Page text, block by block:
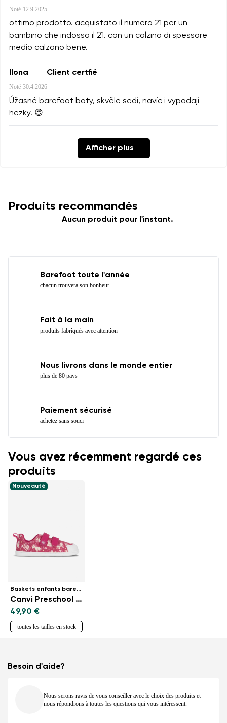
Noté 12.9.2025
ottimo prodotto. acquistato il numero 21 per un
bambino che indossa il 21. con un calzino di spessore
medio calzano bene.
Ilona Client certfié
Noté 30.4.2026
Úžasné barefoot boty, skvěle sedí, navíc i vypadají
hezky. 😍
Afficher plus
Produits recommandés
Aucun produit pour l'instant.
Barefoot toute l'année
chacun trouvera son bonheur
Fait à la main
produits fabriqués avec attention
Nous livrons dans le monde entier
plus de 80 pays
Paiement sécurisé
achetez sans souci
Vous avez récemment regardé ces
produits
Nouveauté
Baskets enfants barefoot
Canvi Preschool - Unicorn
49,90 €
toutes les tailles en stock
Besoin d'aide?
Nous serons ravis de vous conseiller avec le choix des produits et
nous répondrons à toutes les questions qui vous intéressent.